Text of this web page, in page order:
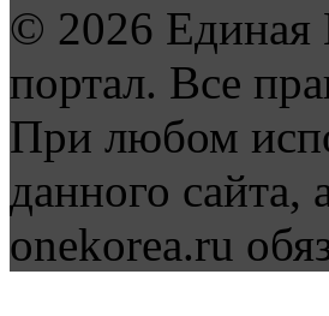
© 2026 Единая
портал. Все
При любом
данного сайта,
onekorea.ru